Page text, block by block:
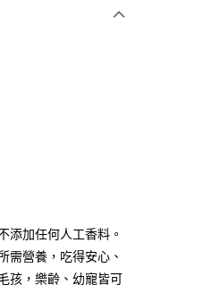
添加任何人工香料。
需營養，吃得安心、
孩，樂齡、幼寵皆可